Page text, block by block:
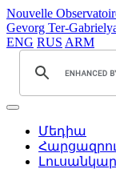
Nouvelle
Gevorg Ter-
ENG RUS ARM
Մեդիա